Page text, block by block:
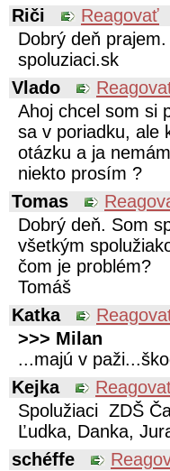
Riči
Reagovať
Dobrý deň
spoluziaci.sk
Vlado
Ahoj chcel som si
sa v poriadku, ale
otázku a ja
niekto prosím ?
Tomas
Dobrý deň. Som
všetkým
čom je problém?
Tomáš
Katka
>>> Milan
...majú v
Kejka
Spolužiaci ZDŠ
Ľudka, Danka,
schéffe